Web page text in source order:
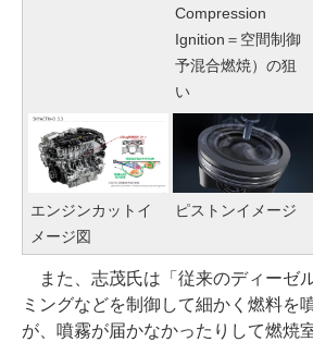
Compression
Ignition＝空間制御
予混合燃焼）の狙
い
エンジンカットイ
メージ図
ピストンイメージ
また、志茂氏は「従来のディーゼ
ミングなどを制御して細かく燃料を
が、噴霧が届かなかったりして燃焼